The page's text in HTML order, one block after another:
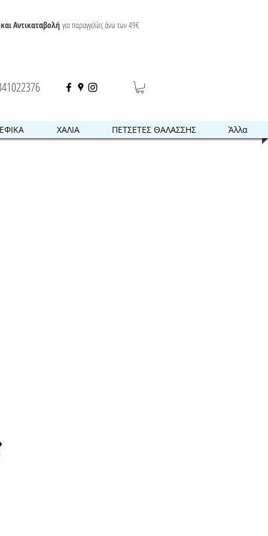
Αντικαταβολή για παραγγελίες άνω των 49€
ΧΑΛΙΑ ΠΕΤΣΕΤΕΣ ΘΑΛΑΣΣΗΣ Άλλα